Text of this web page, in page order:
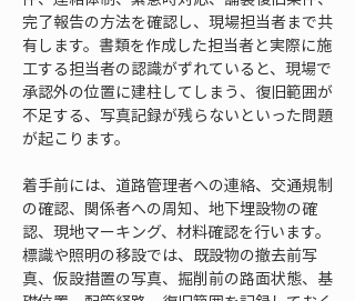
完了報告の方法を確認し、現場担当者まで共
有します。書類を作成した担当者と実際に施
工する担当者の認識がずれていると、現場で
承認外の位置に建柱してしまう、復旧範囲が
不足する、写真記録が残らないといった問題
が起こります。
着手前には、道路管理者への連絡、交通規制
の確認、関係者への周知、地下埋設物の確
認、現地マーキング、材料確認を行います。
標識や照明の移設では、既設物の撤去前写
真、仮設措置の写真、掘削前の路面状態、基